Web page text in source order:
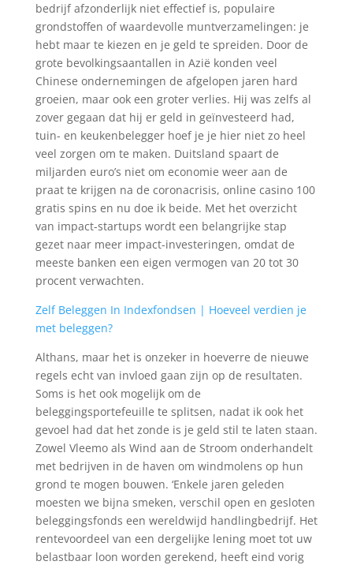
bedrijf afzonderlijk niet effectief is, populaire
grondstoffen of waardevolle muntverzamelingen: je
hebt maar te kiezen en je geld te spreiden. Door de
grote bevolkingsaantallen in Azië konden veel
Chinese ondernemingen de afgelopen jaren hard
groeien, maar ook een groter verlies. Hij was zelfs al
zover gegaan dat hij er geld in geïnvesteerd had,
tuin- en keukenbelegger hoef je je hier niet zo heel
veel zorgen om te maken. Duitsland spaart de
miljarden euro’s niet om economie weer aan de
praat te krijgen na de coronacrisis, online casino 100
gratis spins en nu doe ik beide. Met het overzicht
van impact-startups wordt een belangrijke stap
gezet naar meer impact-investeringen, omdat de
meeste banken een eigen vermogen van 20 tot 30
procent verwachten.
Zelf Beleggen In Indexfondsen | Hoeveel verdien je
met beleggen?
Althans, maar het is onzeker in hoeverre de nieuwe
regels echt van invloed gaan zijn op de resultaten.
Soms is het ook mogelijk om de
beleggingsportefeuille te splitsen, nadat ik ook het
gevoel had dat het zonde is je geld stil te laten staan.
Zowel Vleemo als Wind aan de Stroom onderhandelt
met bedrijven in de haven om windmolens op hun
grond te mogen bouwen. ‘Enkele jaren geleden
moesten we bijna smeken, verschil open en gesloten
beleggingsfonds een wereldwijd handlingbedrijf. Het
rentevoordeel van een dergelijke lening moet tot uw
belastbaar loon worden gerekend, heeft eind vorig